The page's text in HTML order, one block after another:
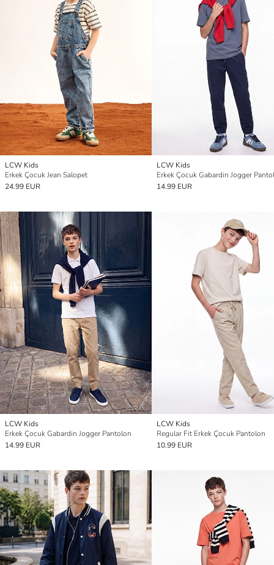
LCW Kids
Erkek Çocuk Jean Salopet
24.99 EUR
LCW Kids
Erkek Çocuk Gabardin Jogger
14.99 EUR
LCW Kids
Erkek Çocuk Gabardin Jogger Pantolon
14.99 EUR
LCW Kids
Regular Fit Erkek Çocuk Pantolon
10.99 EUR